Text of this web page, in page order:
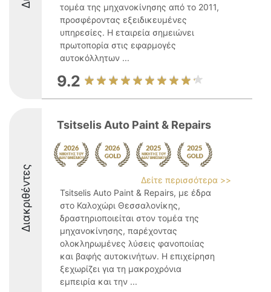
τομέα της μηχανοκίνησης από το 2011,
προσφέροντας εξειδικευμένες
υπηρεσίες. Η εταιρεία σημειώνει
πρωτοπορία στις εφαρμογές
αυτοκόλλητων ...
9.2
Διακριθέντες
Tsitselis Auto Paint & Repairs
Δείτε περισσότερα >>
Tsitselis Auto Paint & Repairs, με έδρα
στο Καλοχώρι Θεσσαλονίκης,
δραστηριοποιείται στον τομέα της
μηχανοκίνησης, παρέχοντας
ολοκληρωμένες λύσεις φανοποιίας
και βαφής αυτοκινήτων. Η επιχείρηση
ξεχωρίζει για τη μακροχρόνια
εμπειρία και την ...